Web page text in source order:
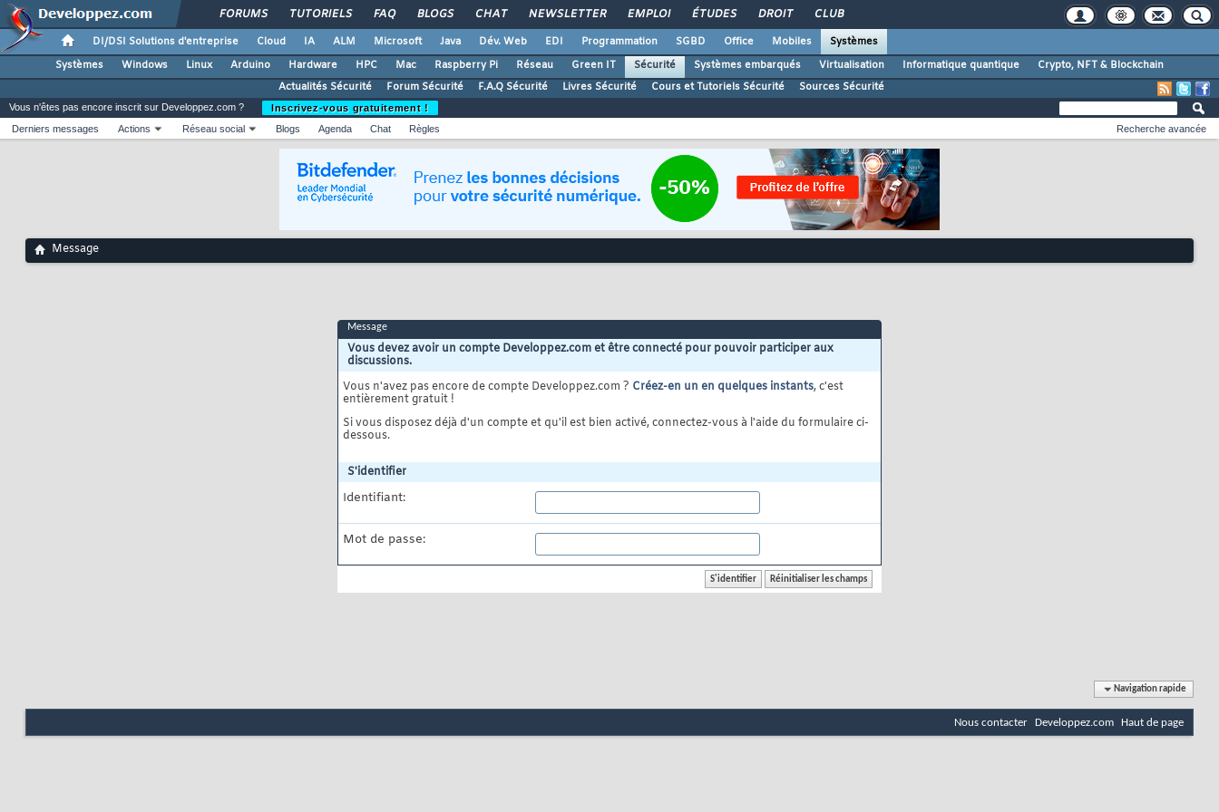
FORUMS TUTORIELS FAQ BLOGS CHAT NEWSLETTER EMPLOI ÉTUDES DROIT CLUB
DI/DSI Solutions d'entreprise Cloud IA ALM Microsoft Java Dév. Web EDI Programmation SGBD Office Mobiles
Systèmes
Systèmes
Windows Linux Arduino Hardware HPC Mac Raspberry Pi Réseau Green IT Sécurité Systèmes embarqués Virtualisation Informatique quantique
Crypto, NFT & Blockchain
Actualités Sécurité
Forum Sécurité F.A.Q Sécurité Livres Sécurité Cours et Tutoriels Sécurité Sources Sécurité
Vous n'êtes pas encore inscrit sur Developpez.com ?
Inscrivez-vous gratuitement !
Derniers messages
Actions Réseau social Blogs Agenda Chat Règles Recherche avancée
Message
Message
Vous devez avoir un compte Developpez.com et être connecté pour pouvoir participer aux
discussions.
Vous n'avez pas encore de compte Developpez.com ? Créez-en un en quelques instants, c'est
entièrement gratuit !
Si vous disposez déjà d'un compte et qu'il est bien activé, connectez-vous à l'aide du formulaire ci-
dessous.
S'identifier
Identifiant:
Mot de passe:
Navigation rapide
Nous contacter Developpez.com Haut de page